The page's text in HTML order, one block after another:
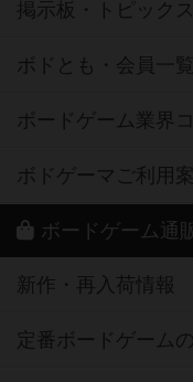
掲示板・トピックス
ボドとも・会員一覧
ボードゲーム業界
ボドゲーマご利用
ボードゲーム通
新作・再入荷情報
定番ボードゲーム